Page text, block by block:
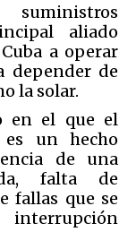
aliado
a operar
depender de
la solar.
en el que el
un hecho
de una
falta de
fallas que se